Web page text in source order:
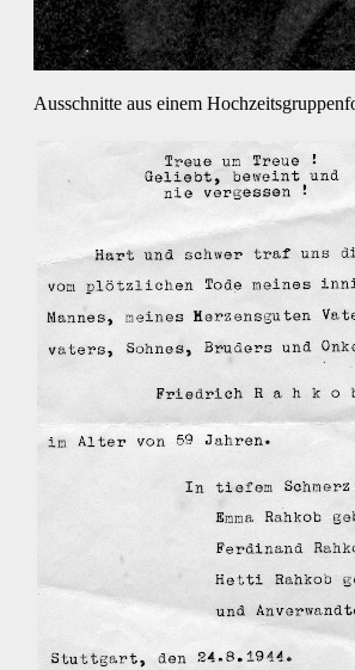
Ausschnitte aus einem